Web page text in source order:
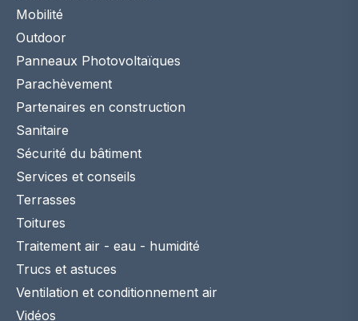
Mobilité
Outdoor
Panneaux Photovoltaïques
Parachèvement
Partenaires en construction
Sanitaire
Sécurité du bâtiment
Services et conseils
Terrasses
Toitures
Traitement air - eau - humidité
Trucs et astuces
Ventilation et conditionnement air
Vidéos